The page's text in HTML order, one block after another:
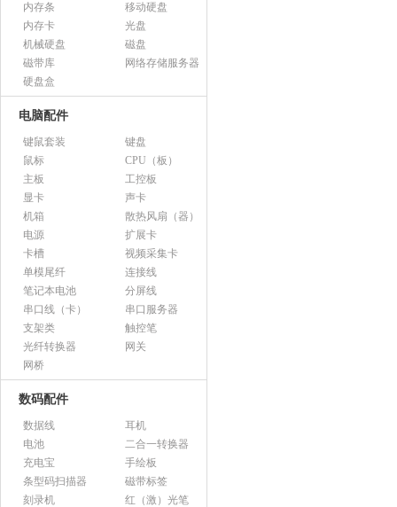
内存条
移动硬盘
内存卡
光盘
机械硬盘
磁盘
磁带库
网络存储服务器
硬盘盒
电脑配件
键鼠套装
键盘
鼠标
CPU（板）
主板
工控板
显卡
声卡
机箱
散热风扇（器）
电源
扩展卡
卡槽
视频采集卡
单模尾纤
连接线
笔记本电池
分屏线
串口线（卡）
串口服务器
支架类
触控笔
光纤转换器
网关
网桥
数码配件
数据线
耳机
电池
二合一转换器
充电宝
手绘板
条型码扫描器
磁带标签
刻录机
红（激）光笔